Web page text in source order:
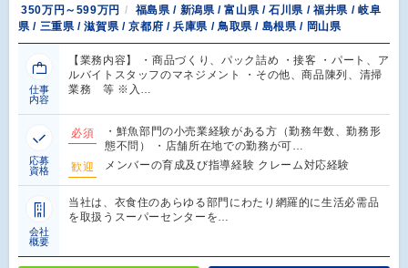
350万円～599万円
福島県 / 新潟県 / 富山県 / 石川県 / 福井県 / 岐阜
県 / 三重県 / 滋賀県 / 京都府 / 兵庫県 / 鳥取県 / 島根県 / 岡山県
仕事
内容
【業務内容】 ・商品づくり、パック詰め ・接客 ・パート、ア
ルバイトスタッフのマネジメント ・その他、商品陳列、清掃
業務 等 ※入…
応募
資格
必須
・鮮魚部門の小売業経験がある方（勤務年数、勤務形
態不問） ・店舗所在地での勤務が可…
歓迎
メンバーの育成及び指導経験 クレーム対応経験
会社
概要
当社は、衣食住のあらゆる部門にわたり網羅的に生活必需品
を取扱うスーパーセンターを…